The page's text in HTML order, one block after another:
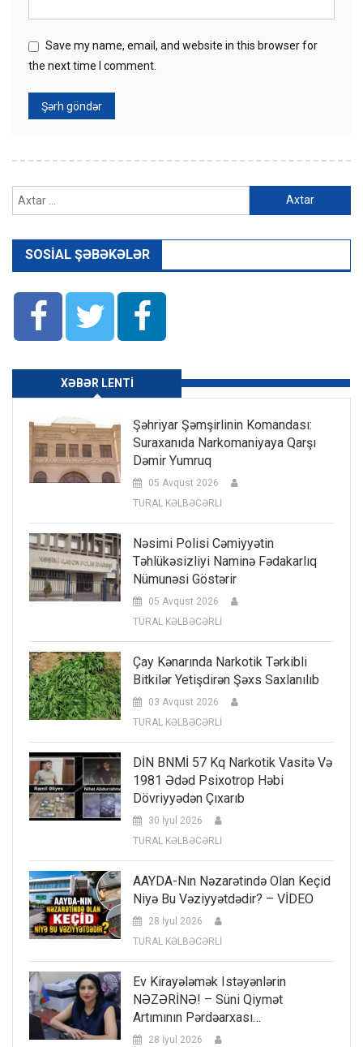
Save my name, email, and website in this browser for
the next time I comment.
SOSIAL ŞƏBƏKƏLƏR
XƏBƏR LENTI
Şəhriyar Şəmşirlinin Komandası:
Suraxanıda Narkomaniyaya Qarşı
Dəmir Yumruq
05 Avqust 2026
TURAL KƏLBƏCƏRLİ
Nəsimi Polisi Cəmiyyətin
Təhlükəsizliyi Naminə Fədakarlıq
Nümunəsi Göstərir
05 Avqust 2026
TURAL KƏLBƏCƏRLİ
Çay Kənarında Narkotik Tərkibli
Bitkilər Yetişdirən Şəxs Saxlanılıb
03 Avqust 2026
TURAL KƏLBƏCƏRLİ
DİN BNMİ 57 Kq Narkotik Vasitə Və
1981 Ədəd Psixotrop Həbi
Dövriyyədən Çıxarıb
30 İyul 2026
TURAL KƏLBƏCƏRLİ
AAYDA-Nın Nəzarətində Olan Keçid
Niyə Bu Vəziyyətdədir? – VİDEO
28 İyul 2026
TURAL KƏLBƏCƏRLİ
Ev Kirayələmək Istəyənlərin
NƏZƏRİNƏ! – Süni Qiymət
Artımının Pərdəarxası…
28 İyul 2026